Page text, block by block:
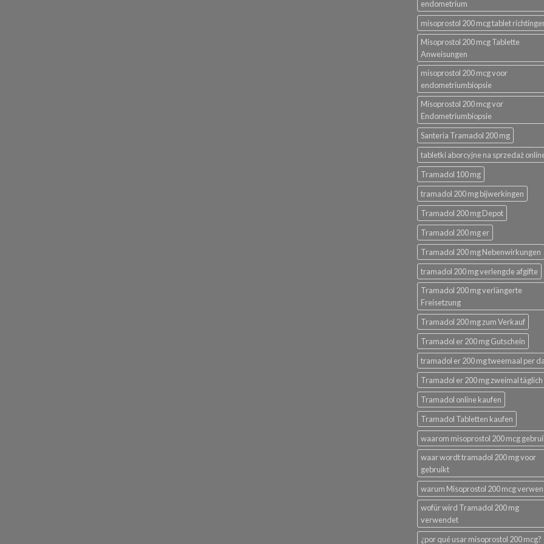
endometrium
misoprostol 200 mcg tablet
Misoprostol 200 mcg Tablette
Anweisungen
misoprostol 200 mcg voor
endometriumbiopsie
Misoprostol 200 mcg vor
Endometriumbiopsie
Santeria Tramadol 200 mg
tabletki aborcyjne na sprzedaż
Tramadol 100 mg
tramadol 200 mg bijwerkingen
Tramadol 200 mg Depot
Tramadol 200 mg er
Tramadol 200 mg Nebenwirkungen
tramadol 200 mg verlengde afgifte
Tramadol 200 mg verlängerte
Freisetzung
Tramadol 200 mg zum Verkauf
Tramadol er 200 mg Gutschein
tramadol er 200 mg tweemaal per
Tramadol er 200 mg zweimal täglich
Tramadol online kaufen
Tramadol Tabletten kaufen
waarom misoprostol 200 mcg
waar wordt tramadol 200 mg voor
gebruikt
warum Misoprostol 200 mcg
wofür wird Tramadol 200 mg
verwendet
¿por qué usar misoprostol 200 mcg?